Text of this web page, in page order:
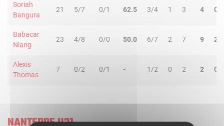
Soriah
Bangura
21 5/7 0/1 62.5 3/4 1 3 4 0
Babacar
Niang
23 4/8 0/0 50.0 6/7 2 7 9 2
Alexis
Thomas
7 0/2 0/1 - 1/2 0 2 2 0
NANTERRE U21